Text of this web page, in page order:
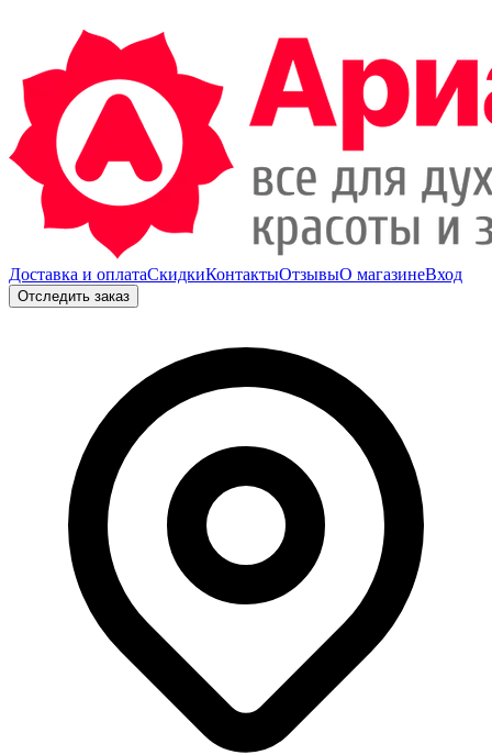
Доставка и оплатаСкидкиКонтактыОтзывыО магазинеВход
Отследить заказ